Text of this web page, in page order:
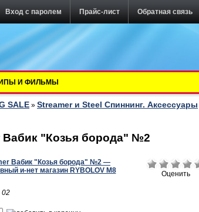
Вход с паролем Прайс-лист Обратная связь
И ФИЛЬМЫ
SALE » Streamer и Steel Спиннинг. Аксессуары
Вабик "Козья борода" №2
Оценить
02